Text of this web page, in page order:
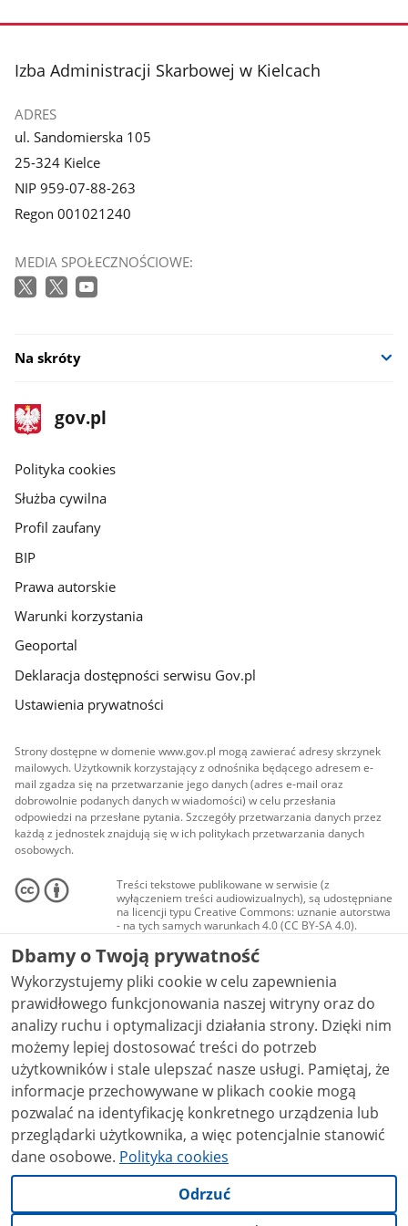
zdjęcie
galerii.
zdjęcie
galerii.
stopka
Izba Administracji Skarbowej w Kielcach
ADRES
ul. Sandomierska 105
25-324 Kielce
NIP 959-07-88-263
Regon 001021240
MEDIA SPOŁECZNOŚCIOWE:
Na skróty
stopka
gov.pl
Strona
gov.pl
gov.pl
Polityka cookies
Służba cywilna
Profil zaufany
BIP
Prawa autorskie
Warunki korzystania
Geoportal
Deklaracja dostępności serwisu Gov.pl
Ustawienia prywatności
Strony dostępne w domenie www.gov.pl mogą zawierać adresy skrzynek
mailowych. Użytkownik korzystający z odnośnika będącego adresem e-
mail zgadza się na przetwarzanie jego danych (adres e-mail oraz
dobrowolnie podanych danych w wiadomości) w celu przesłania
odpowiedzi na przesłane pytania. Szczegóły przetwarzania danych przez
każdą z jednostek znajdują się w ich politykach przetwarzania danych
osobowych.
Treści tekstowe publikowane w serwisie (z
wyłączeniem treści audiowizualnych), są udostępniane
na licencji typu Creative Commons: uznanie autorstwa
- na tych samych warunkach 4.0 (CC BY-SA 4.0).
Materiały audiowizualne, w tym zdjęcia, materiały
audio i wideo, są udostępniane na licencji typu
Creative Commons: uznanie autorstwa użycie
niekomercyjne - bez utworów zależnych 4.0 (CC BY-
NC-ND 4.0), o ile nie jest to stwierdzone inaczej.
Dbamy o Twoją prywatność
Wykorzystujemy pliki cookie w celu zapewnienia
prawidłowego funkcjonowania naszej witryny oraz do
analizy ruchu i optymalizacji działania strony. Dzięki nim
możemy lepiej dostosować treści do potrzeb
użytkowników i stale ulepszać nasze usługi. Pamiętaj, że
informacje przechowywane w plikach cookie mogą
pozwalać na identyfikację konkretnego urządzenia lub
przeglądarki użytkownika, a więc potencjalnie stanowić
dane osobowe. Polityka cookies
Odrzuć